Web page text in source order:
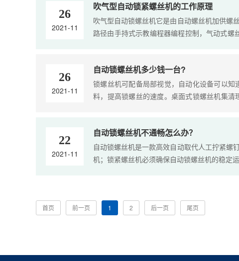
26
2021-11
吹气型自动锁紧螺丝机的工作原理
吹气型自动锁螺丝机它是由自动螺丝机加供螺
路径由手持式示教编程器编程控制，气动式
26
2021-11
自动锁螺丝机多少钱一台?
锁螺丝机可配备局部视觉，自动化设备可以
料，提高锁螺丝的速度。桌面式锁螺丝机集
22
2021-11
自动锁螺丝机不通畅怎么办？
自动锁螺丝机是一款高效自动取代人工拧紧螺
机；锁紧螺丝机必须确保自动锁螺丝机的稳定
首页 前一页 1 2 后一页 尾页